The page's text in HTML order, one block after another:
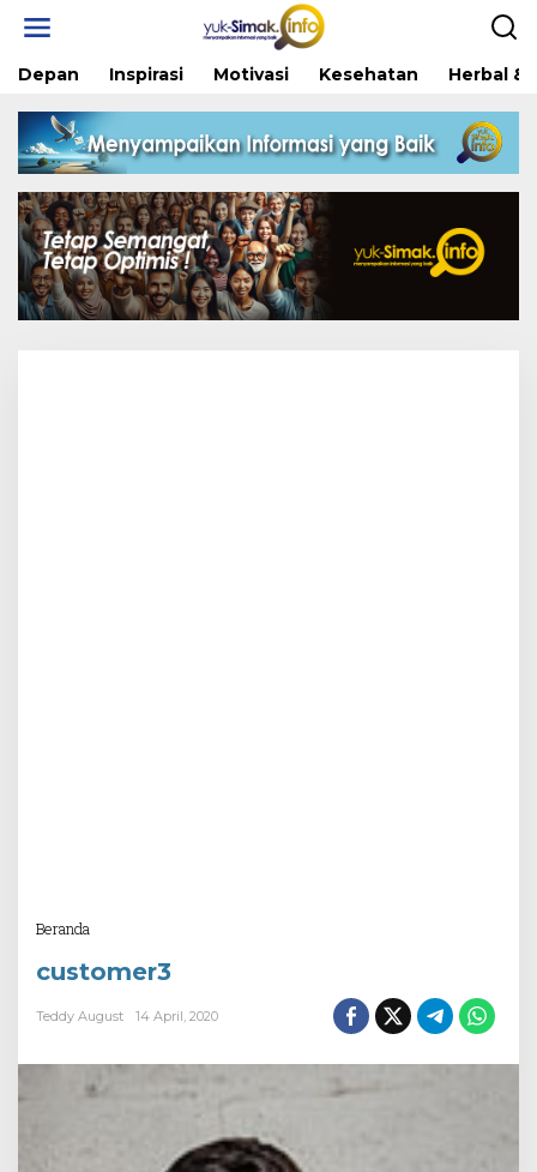
Depan Inspirasi Motivasi Kesehatan Herbal &
Beranda
customer3
Teddy August 14 April, 2020